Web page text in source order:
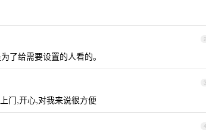
2
了给需要设置的人看的。
3
门,开心,对我来说很方便
4